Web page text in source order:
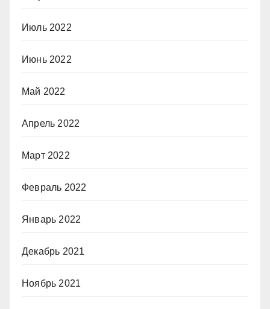
Июль 2022
Июнь 2022
Май 2022
Апрель 2022
Март 2022
Февраль 2022
Январь 2022
Декабрь 2021
Ноябрь 2021